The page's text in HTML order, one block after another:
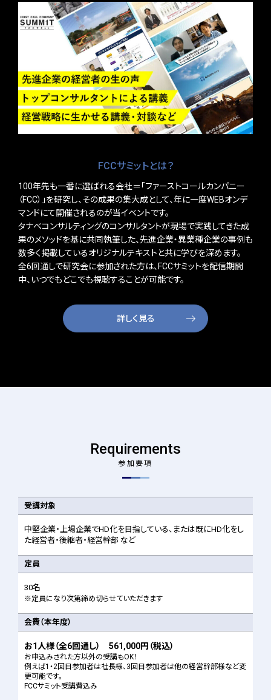
FCCサミットとは？
100年先も一番に選ばれる会社＝「ファーストコールカンパニー
（FCC）」を研究し、その成果の集大成として、年に一度WEBオンデ
マンドにて開催されるのが当イベントです。
タナベコンサルティングのコンサルタントが現場で実践してきた成
果のメソッドを基に共同執筆した、先進企業・異業種企業の事例も
数多く掲載しているオリジナルテキストと共に学びを深めます。
全6回通しで研究会に参加された方は、FCCサミットを配信期間
中、いつでもどこでも視聴することが可能です。
詳しく見る
Requirements
参加要項
受講対象
中堅企業・上場企業でHD化を目指している、または既にHD化をし
た経営者・後継者・経営幹部 など
定員
30名
※定員になり次第締め切らせていただきます
会費（本年度）
お1人様（全6回通し） 561,000円（税込）
お申込みされた方以外の受講もOK！
例えば1・2回目参加者は社長様、3回目参加者は他の経営幹部様など変
更可能です。
FCCサミット受講費込み